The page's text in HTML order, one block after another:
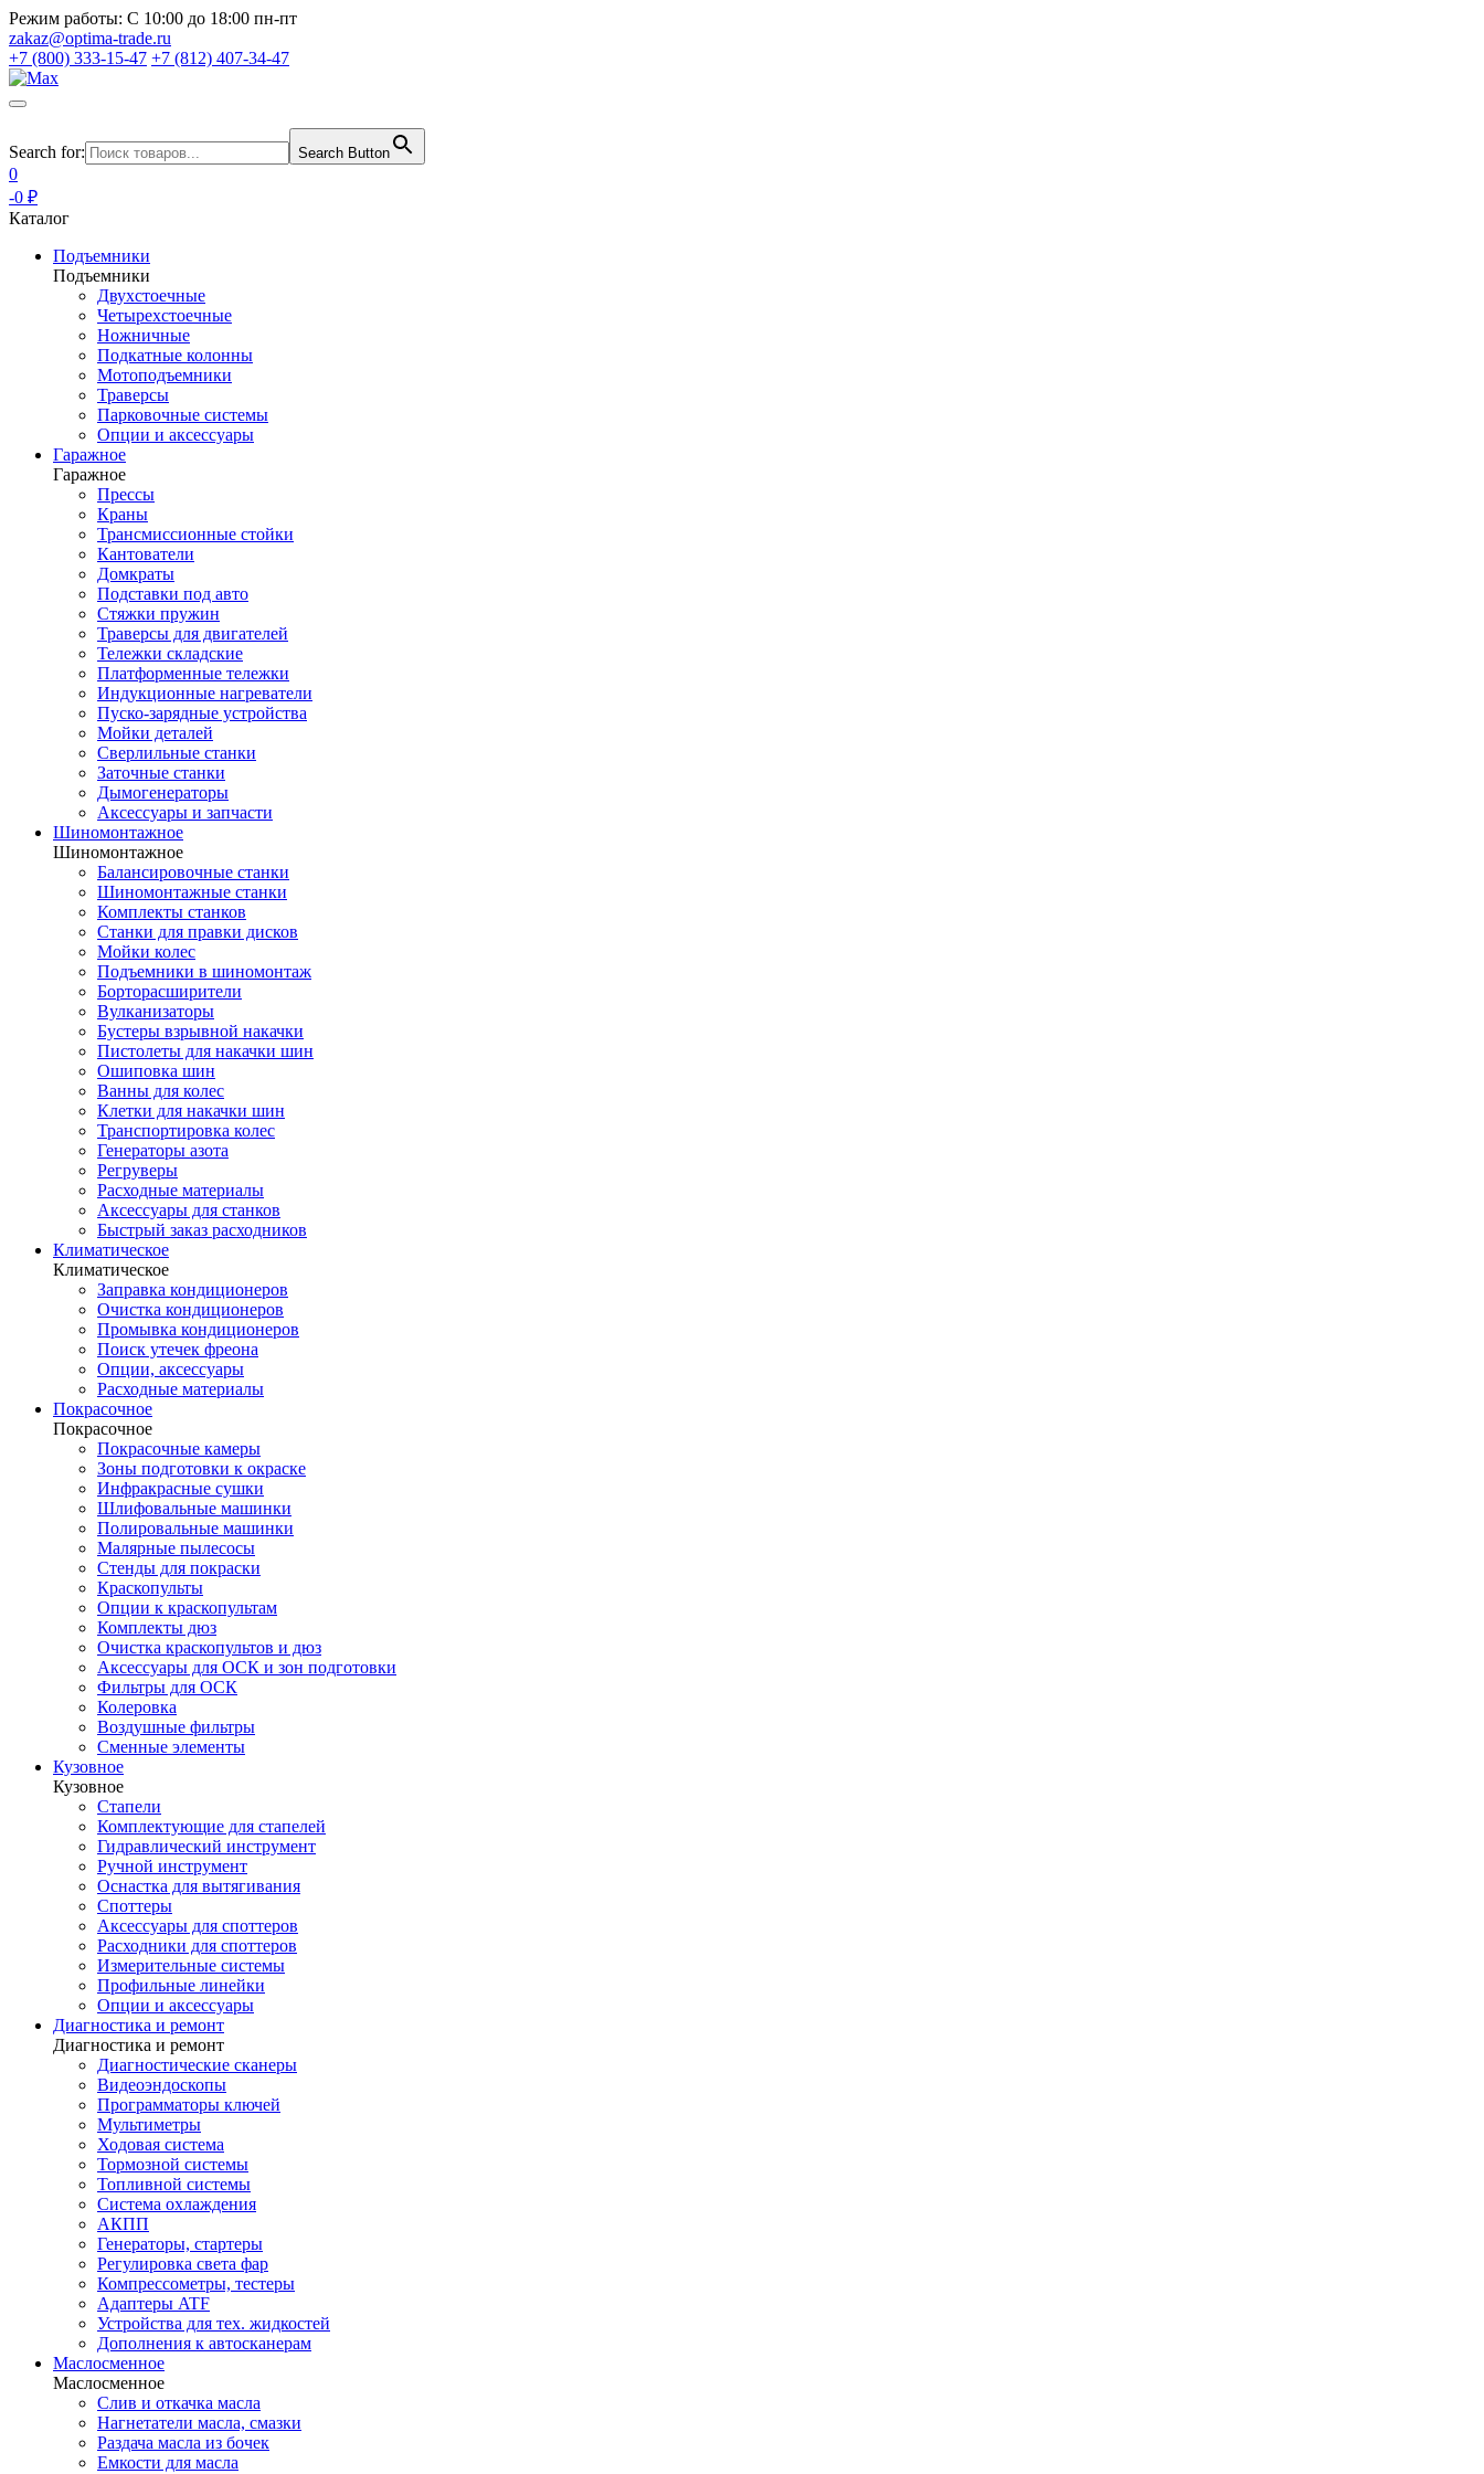
Режим работы: С 10:00 до 18:00 пн-пт
zakaz@optima-trade.ru
+7 (800) 333-15-47 +7 (812) 407-34-47
Search for: Search Button
0
-0 ₽
Каталог
Подъемники
Подъемники
Двухстоечные
Четырехстоечные
Ножничные
Подкатные колонны
Мотоподъемники
Траверсы
Парковочные системы
Опции и аксессуары
Гаражное
Гаражное
Прессы
Краны
Трансмиссионные стойки
Кантователи
Домкраты
Подставки под авто
Стяжки пружин
Траверсы для двигателей
Тележки складские
Платформенные тележки
Индукционные нагреватели
Пуско-зарядные устройства
Мойки деталей
Сверлильные станки
Заточные станки
Дымогенераторы
Аксессуары и запчасти
Шиномонтажное
Шиномонтажное
Балансировочные станки
Шиномонтажные станки
Комплекты станков
Станки для правки дисков
Мойки колес
Подъемники в шиномонтаж
Борторасширители
Вулканизаторы
Бустеры взрывной накачки
Пистолеты для накачки шин
Ошиповка шин
Ванны для колес
Клетки для накачки шин
Транспортировка колес
Генераторы азота
Регруверы
Расходные материалы
Аксессуары для станков
Быстрый заказ расходников
Климатическое
Климатическое
Заправка кондиционеров
Очистка кондиционеров
Промывка кондиционеров
Поиск утечек фреона
Опции, аксессуары
Расходные материалы
Покрасочное
Покрасочное
Покрасочные камеры
Зоны подготовки к окраске
Инфракрасные сушки
Шлифовальные машинки
Полировальные машинки
Малярные пылесосы
Стенды для покраски
Краскопульты
Опции к краскопультам
Комплекты дюз
Очистка краскопультов и дюз
Аксессуары для ОСК и зон подготовки
Фильтры для ОСК
Колеровка
Воздушные фильтры
Сменные элементы
Кузовное
Кузовное
Стапели
Комплектующие для стапелей
Гидравлический инструмент
Ручной инструмент
Оснастка для вытягивания
Споттеры
Аксессуары для споттеров
Расходники для споттеров
Измерительные системы
Профильные линейки
Опции и аксессуары
Диагностика и ремонт
Диагностика и ремонт
Диагностические сканеры
Видеоэндоскопы
Программаторы ключей
Мультиметры
Ходовая система
Тормозной системы
Топливной системы
Система охлаждения
АКПП
Генераторы, стартеры
Регулировка света фар
Компрессометры, тестеры
Адаптеры ATF
Устройства для тех. жидкостей
Дополнения к автосканерам
Маслосменное
Маслосменное
Слив и откачка масла
Нагнетатели масла, смазки
Раздача масла из бочек
Емкости для масла